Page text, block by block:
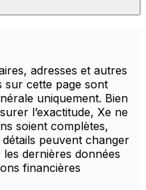
adresses et autres
cette page sont
uniquement. Bien
l’exactitude, Xe ne
soient complètes,
peuvent changer
dernières données
financières